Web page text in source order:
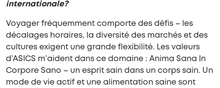
internationale?
Voyager fréquemment comporte des défis – les
décalages horaires, la diversité des marchés et des
cultures exigent une grande flexibilité. Les valeurs
d’ASICS m’aident dans ce domaine : Anima Sana In
Corpore Sano – un esprit sain dans un corps sain. Un
mode de vie actif et une alimentation saine sont